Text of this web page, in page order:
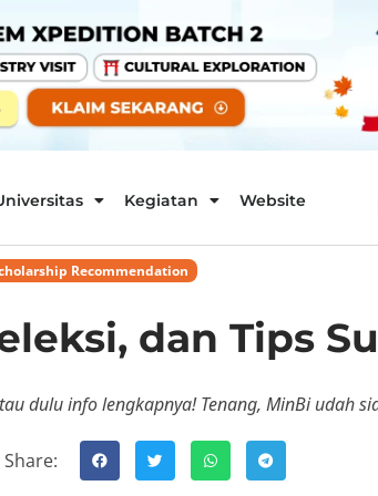
Kegiatan Website
Recommendation
dan Tips
dulu info lengkapnya! Tenang, MinBi udah
Share: